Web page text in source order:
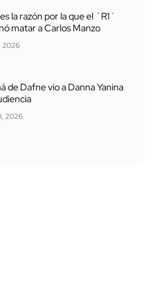
la razón por la que el ´R1´
matar a Carlos Manzo
2026
de Dafne vio a Danna Yanina
2026